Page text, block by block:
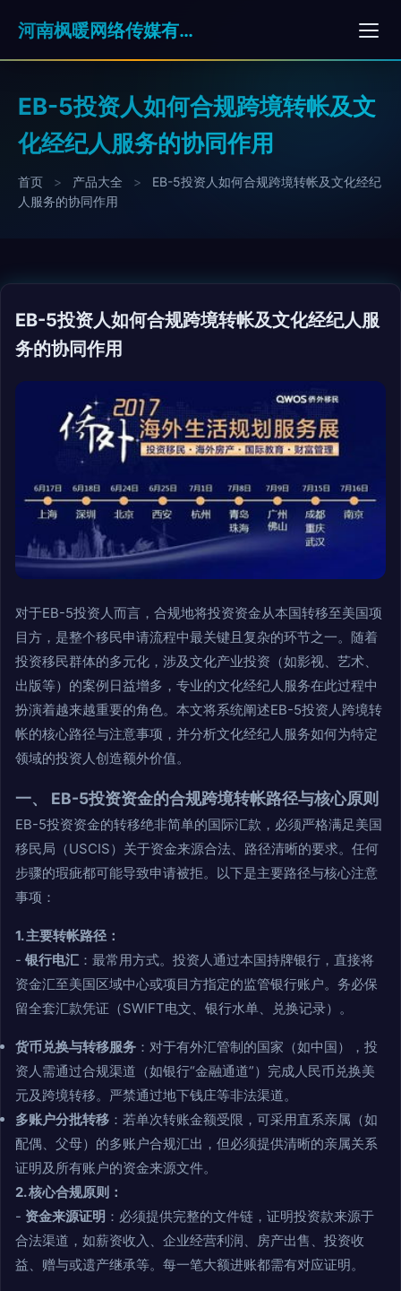
河南枫暖网络传媒有限公司
EB-5投资人如何合规跨境转帐及文
化经纪人服务的协同作用
首页 > 产品大全 >
EB-5投资人如何合规跨境转帐及文化经纪
人服务的协同作用
EB-5投资人如何合规跨境转帐及文化经纪人服
务的协同作用
对于EB-5投资人而言，合规地将投资资金从本国转移至美国项
目方，是整个移民申请流程中最关键且复杂的环节之一。随着
投资移民群体的多元化，涉及文化产业投资（如影视、艺术、
出版等）的案例日益增多，专业的文化经纪人服务在此过程中
扮演着越来越重要的角色。本文将系统阐述EB-5投资人跨境转
帐的核心路径与注意事项，并分析文化经纪人服务如何为特定
领域的投资人创造额外价值。
一、 EB-5投资资金的合规跨境转帐路径与核心原则
EB-5投资资金的转移绝非简单的国际汇款，必须严格满足美国
移民局（USCIS）关于资金来源合法、路径清晰的要求。任何
步骤的瑕疵都可能导致申请被拒。以下是主要路径与核心注意
事项：
1. 主要转帐路径：
- 银行电汇 ：最常用方式。投资人通过本国持牌银行，直接将
资金汇至美国区域中心或项目方指定的监管银行账户。务必保
留全套汇款凭证（SWIFT电文、银行水单、兑换记录）。
货币兑换与转移服务 ：对于有外汇管制的国家（如中国），投
资人需通过合规渠道（如银行“金融通道”）完成人民币兑换美
元及跨境转移。严禁通过地下钱庄等非法渠道。
多账户分批转移 ：若单次转账金额受限，可采用直系亲属（如
配偶、父母）的多账户合规汇出，但必须提供清晰的亲属关系
证明及所有账户的资金来源文件。
2. 核心合规原则：
- 资金来源证明 ：必须提供完整的文件链，证明投资款来源于
合法渠道，如薪资收入、企业经营利润、房产出售、投资收
益、赠与或遗产继承等。每一笔大额进账都需有对应证明。